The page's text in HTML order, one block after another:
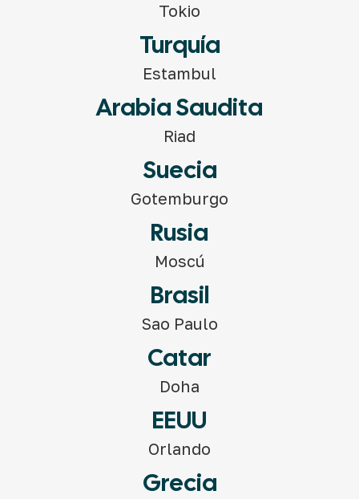
Tokio
Turquía
Estambul
Arabia Saudita
Riad
Suecia
Gotemburgo
Rusia
Moscú
Brasil
Sao Paulo
Catar
Doha
EEUU
Orlando
Grecia